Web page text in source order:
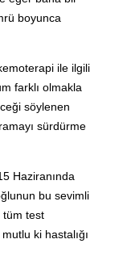
boyunca
ile ilgili
farklı olmakla
söylenen
sürdürme
Haziranında
bu sevimli
tüm test
ki hastalığı